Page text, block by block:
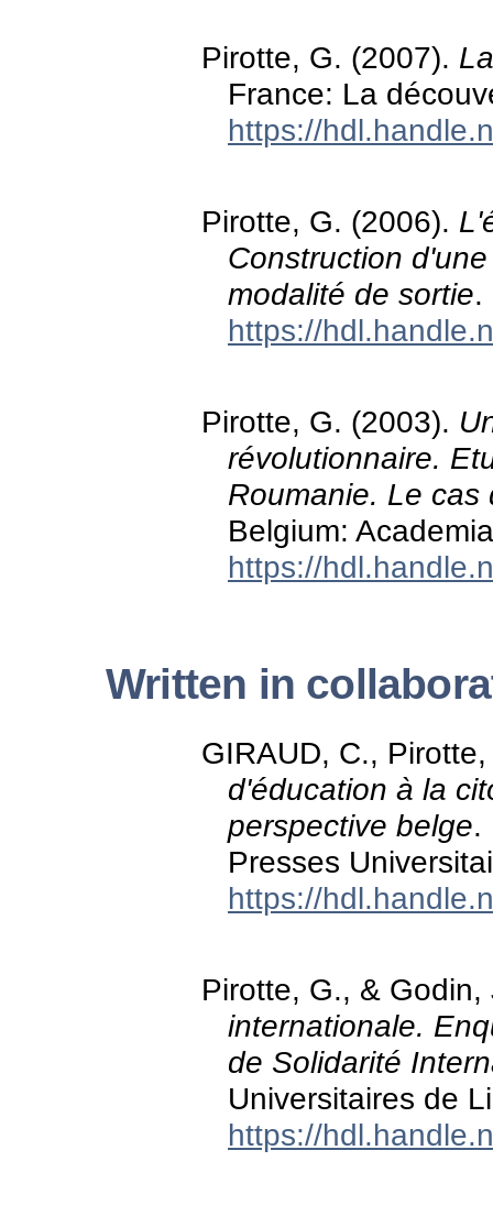
Pirotte, G. (2007).
France: La
https://
Pirotte, G. (2006).
Construction
modalité de sortie.
https://
Pirotte, G. (2003).
révolutionnaire.
Roumanie. Le cas
Belgium:
https://
Written in
GIRAUD, C.,
d'éducation à la
perspective belge.
Presses
https://
Pirotte, G., &
internationale.
de Solidarité
Universitaires de
https://